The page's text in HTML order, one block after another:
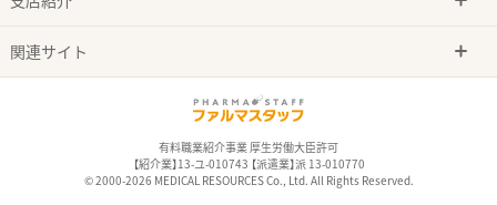
関連サイト
有料職業紹介事業 厚生労働大臣許可
【紹介業】13-ユ-010743 【派遣業】派 13-010770
© 2000-2026 MEDICAL RESOURCES Co., Ltd. All Rights Reserved.